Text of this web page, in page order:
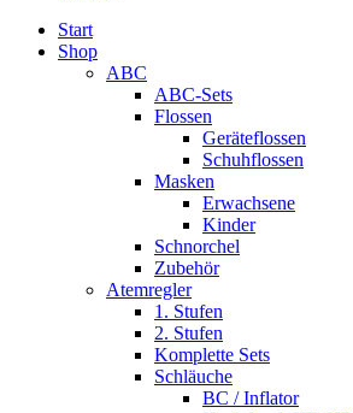
Start
Shop
ABC
ABC-Sets
Flossen
Geräteflossen
Schuhflossen
Masken
Erwachsene
Kinder
Schnorchel
Zubehör
Atemregler
1. Stufen
2. Stufen
Komplette Sets
Schläuche
BC / Inflator